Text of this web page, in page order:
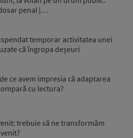
penal |…
temporar activitatea unei
că îngropa deșeuri
ce avem impresia că adaptarea
cu lectura?
trebuie să ne transformăm